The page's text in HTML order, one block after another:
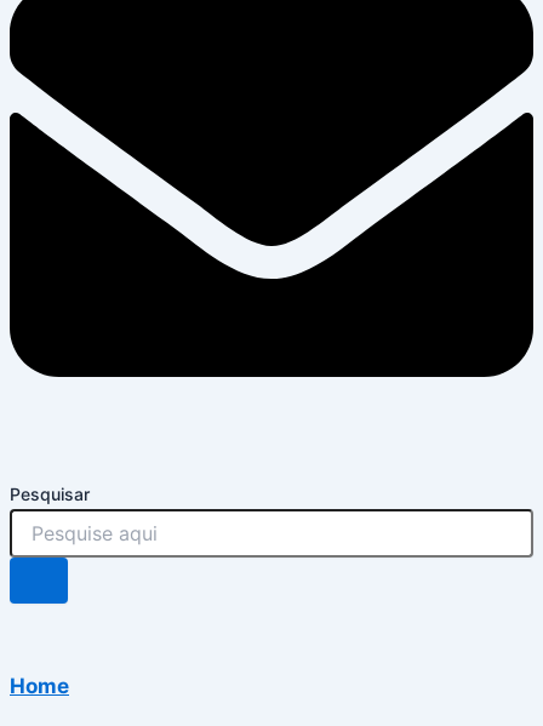
Pesquisar
Home